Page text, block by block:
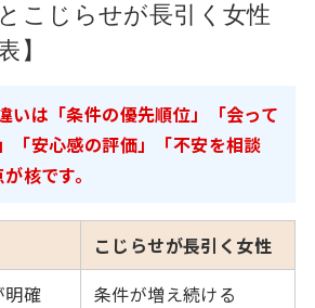
こじらせが長引く女性
】
いは「条件の優先順位」「会って
「安心感の評価」「不安を相談
核です。
こじらせが長引く女性
明確
条件が増え続ける